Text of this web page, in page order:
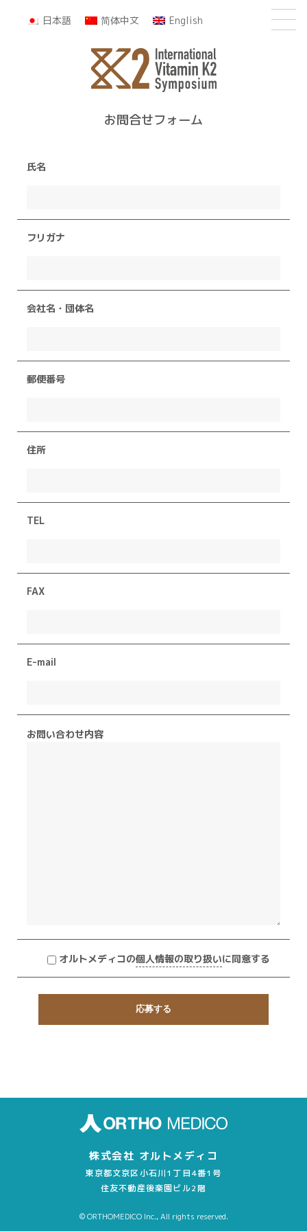
日本語 简体中文 English
お問合せフォーム
氏名
フリガナ
会社名・団体名
郵便番号
住所
TEL
FAX
E-mail
お問い合わせ内容
オルトメディコの個人情報の取り扱いに同意する
株式会社 オルトメディコ
東京都文京区小石川1丁目4番1号
住友不動産後楽園ビル2階
© ORTHOMEDICO Inc., All rights reserved.